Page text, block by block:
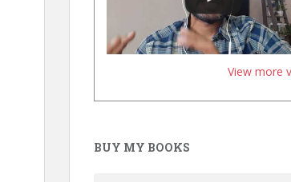
View more
BUY MY BOOKS